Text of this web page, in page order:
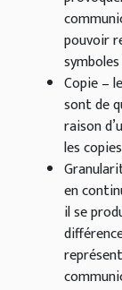
pouvoir
Copie –
sont de
raison
les
en
il se